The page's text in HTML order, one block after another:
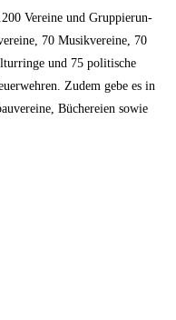
Ver­ei­ne und Grup­pie­run­
70 Musik­ver­ei­ne, 70
und 75 poli­ti­sche
Zudem gebe es in
Büche­rei­en sowie